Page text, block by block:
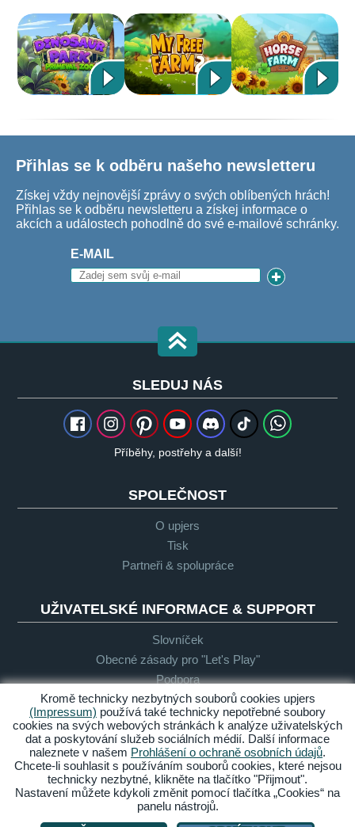
Přihlas se k odběru našeho newsletteru
Získej vždy nejnovější zprávy o svých oblíbených hrách!
Přihlas se k odběru newsletteru a získej informace o
akcích a událostech pohodlně do své e-mailové schránky.
E-MAIL
SLEDUJ NÁS
Příběhy, postřehy a další!
SPOLEČNOST
O upjers
Tisk
Partneři & spolupráce
UŽIVATELSKÉ INFORMACE & SUPPORT
Slovníček
Obecné zásady pro "Let's Play"
Podpora
Impresum
Ochrana
osobních
údajů
Podmínky
Bezbariérový
přístup
Spravovat cookies
Kromě technicky nezbytných souborů cookies upjers
(Impressum) používá také technicky nepotřebné soubory
cookies na svých webových stránkách k analýze uživatelských
dat a poskytování služeb sociálních médií. Další informace
naleznete v našem Prohlášení o ochraně osobních údajů.
Chcete-li souhlasit s používáním souborů cookies, které nejsou
technicky nezbytné, klikněte na tlačítko "Přijmout".
Nastavení můžete kdykoli změnit pomocí tlačítka „Cookies“ na
panelu nástrojů.